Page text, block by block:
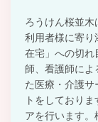
ろうけん桜並木
利用者様に寄り
在宅」への切れ
師、看護師によ
た医療・介護
トをしており
アを行います。